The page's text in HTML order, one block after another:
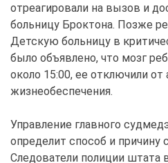
отреагировали на вызов и
больницу Броктона. Позже
Детскую больницу в
было объявлено, что мозг
около 15:00, ее отключили от
жизнеобеспечения.
Управление главного
определит способ и причину
Следователи полиции штата